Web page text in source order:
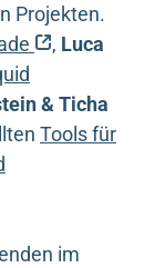
Projekten.
(externer
, Luca
& Ticha
Link)
Tools für
im